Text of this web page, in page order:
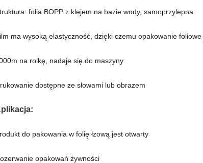
folia BOPP z klejem na bazie wody, samoprzylepna
ma wysoką elastyczność, dzięki czemu opakowanie foliowe
na ​​rolkę, nadaje się do maszyny
dostępne ze słowami lub obrazem
do pakowania w folię łzową jest otwarty
opakowań żywności